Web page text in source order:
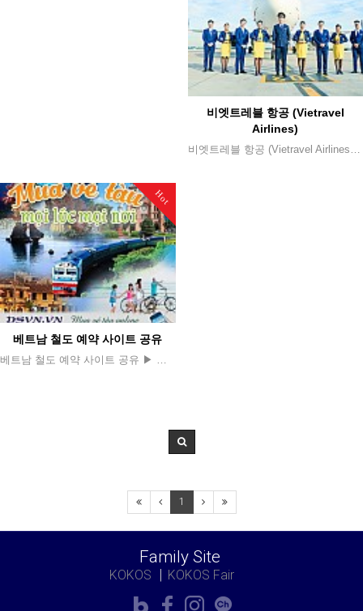
비엣트레블 항공 (Vietravel
Airlines)
Hot
베트남 철도 예약 사이트 공유
1
Family Site
KOKOS KOKOS Fair